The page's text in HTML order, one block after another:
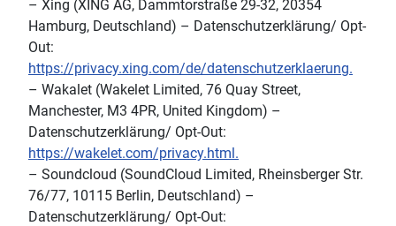
– Xing (XING AG, Dammtorstraße 29-32, 20354
Hamburg, Deutschland) – Datenschutzerklärung/ Opt-
Out:
https://privacy.xing.com/de/datenschutzerklaerung.
– Wakalet (Wakelet Limited, 76 Quay Street,
Manchester, M3 4PR, United Kingdom) –
Datenschutzerklärung/ Opt-Out:
https://wakelet.com/privacy.html.
– Soundcloud (SoundCloud Limited, Rheinsberger Str.
76/77, 10115 Berlin, Deutschland) –
Datenschutzerklärung/ Opt-Out: